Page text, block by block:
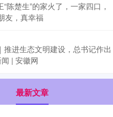
陈楚生”的家火了，一家四口，
友，真幸福
推进生态文明建设，总书记作出
| 安徽网
最新文章